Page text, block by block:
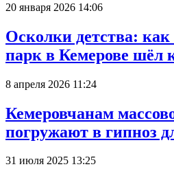
20 января 2026 14:06
Осколки детства:
парк в Кемерове шёл
8 апреля 2026 11:24
Кемеровчанам
погружают в гипноз
31 июля 2025 13:25